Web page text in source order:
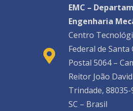
EMC –
Engenharia
Centro
Federal de Santa
Postal 5064 –
Reitor João
Trindade,
SC – Brasil